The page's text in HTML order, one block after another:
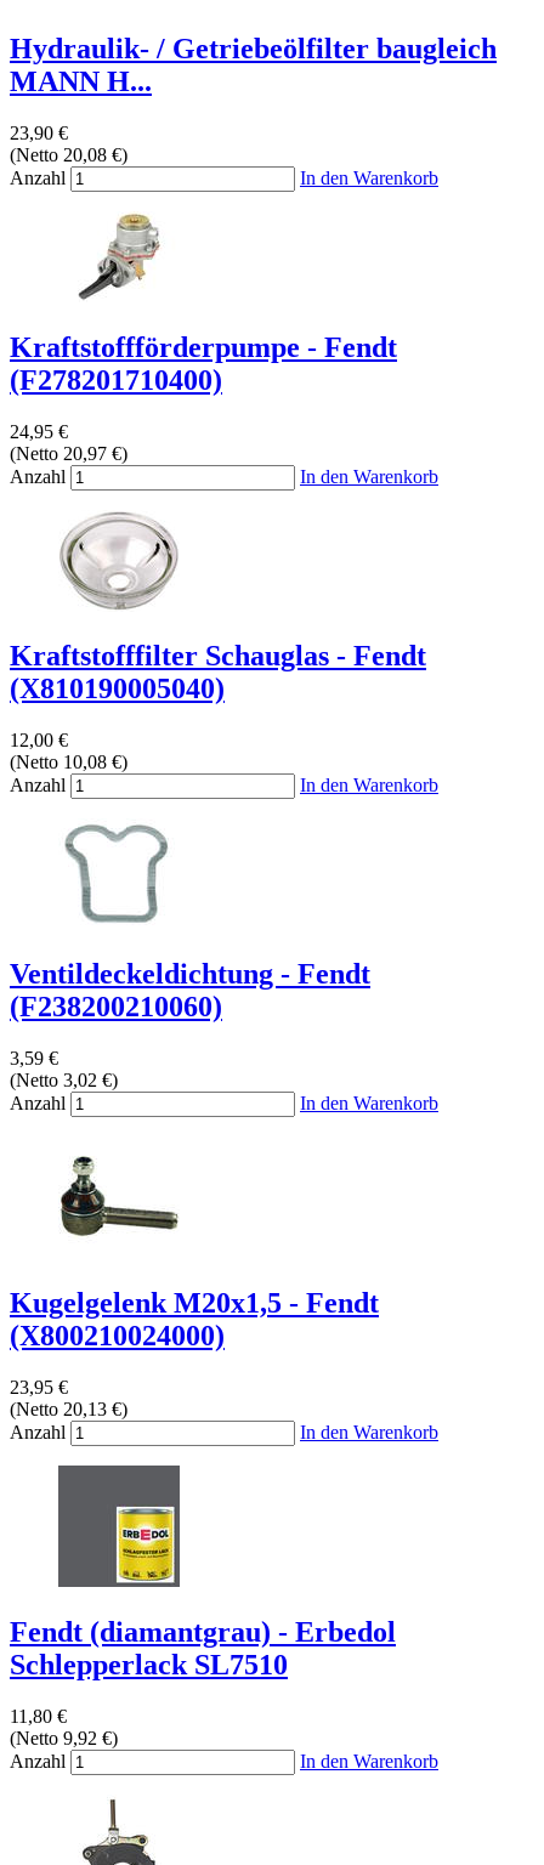
Hydraulik- / Getriebeölfilter baugleich
MANN H...
23,90 €
(Netto 20,08 €)
Anzahl
In den Warenkorb
Kraftstoffförderpumpe - Fendt
(F278201710400)
24,95 €
(Netto 20,97 €)
Anzahl
In den Warenkorb
Kraftstofffilter Schauglas - Fendt
(X810190005040)
12,00 €
(Netto 10,08 €)
Anzahl
In den Warenkorb
Ventildeckeldichtung - Fendt
(F238200210060)
3,59 €
(Netto 3,02 €)
Anzahl
In den Warenkorb
Kugelgelenk M20x1,5 - Fendt
(X800210024000)
23,95 €
(Netto 20,13 €)
Anzahl
In den Warenkorb
Fendt (diamantgrau) - Erbedol
Schlepperlack SL7510
11,80 €
(Netto 9,92 €)
Anzahl
In den Warenkorb